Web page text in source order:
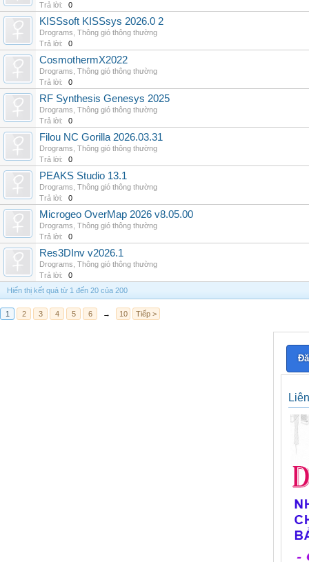
Trả lời:
0
KISSsoft KISSsys 2026.0 2
Drograms Thông gió thông thường
Trả lời:
0
CosmothermX2022
Drograms Thông gió thông thường
Trả lời:
0
RF Synthesis Genesys 2025
Drograms Thông gió thông thường
Trả lời:
0
Filou NC Gorilla 2026.03.31
Drograms Thông gió thông thường
Trả lời:
0
PEAKS Studio 13.1
Drograms Thông gió thông thường
Trả lời:
0
Microgeo OverMap 2026 v8.05.00
Drograms Thông gió thông thường
Trả lời:
0
Res3DInv v2026.1
Drograms Thông gió thông thường
Trả lời:
0
Hiển thị kết quả từ 1 đến 20 của 200
1 2 3 4 5 6 → 10 Tiếp >